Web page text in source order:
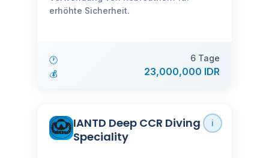
erhöhte Sicherheit.
🕐
6 Tage
💰
23,000,000 IDR
ℹ️
IANTD Deep CCR Diving
Speciality